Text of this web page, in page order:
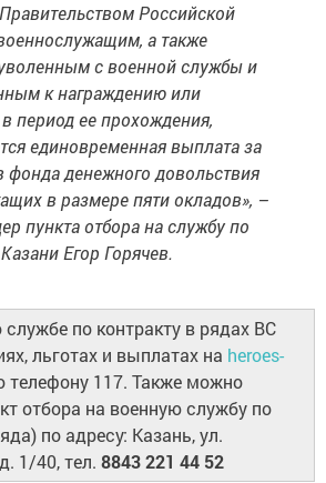
Российской
а также
с военной службы и
к награждению или
период ее прохождения,
единовременная выплата за
фонда денежного довольствия
в размере пяти окладов», –
пункта отбора на службу по
Егор Горячев.
по контракту в рядах ВС
льготах и выплатах на heroes-
телефону 117. Также можно
отбора на военную службу по
по адресу: Казань, ул.
1/40, тел. 8843 221 44 52